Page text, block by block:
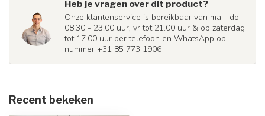
Heb je vragen over dit product?
Onze klantenservice is bereikbaar van ma - do
08.30 - 23.00 uur, vr tot 21.00 uur & op zaterdag
tot 17.00 uur per telefoon en WhatsApp op
nummer +31 85 773 1906
Recent bekeken